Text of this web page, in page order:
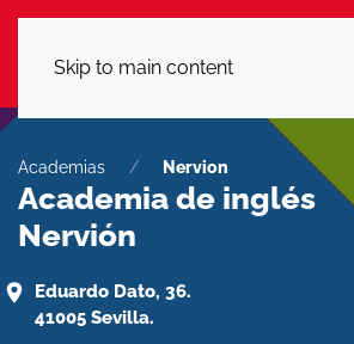
Skip to main content
Academias Nervion
Academia de inglés
Nervión
Eduardo Dato, 36.
41005 Sevilla.